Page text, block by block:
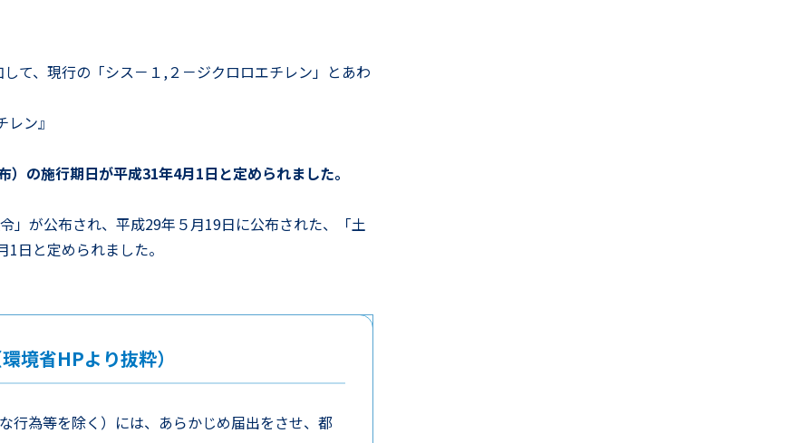
て、現行の「シス－１,２－ジクロロエチレン」とあわ
ン』
の施行期日が平成31年4月1日と定められました。
」が公布され、平成29年５月19日に公布された、「土
日と定められました。
境省HPより抜粋）
為等を除く）には、あらかじめ届出をさせ、都